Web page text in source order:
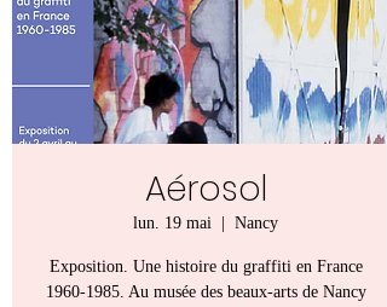
Aérosol
lun. 19 mai
  |
Nancy
Exposition. Une histoire du graffiti en France
1960-1985. Au musée des beaux-arts de Nancy